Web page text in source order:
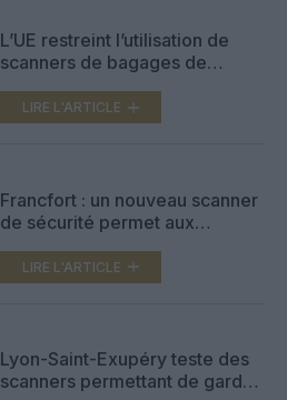
L’UE restreint l’utilisation de
scanners de bagages de
aéroports européens
LIRE L'ARTICLE
Francfort : un nouveau scanner
de sécurité permet aux
portique sans s’arrêter
LIRE L'ARTICLE
Lyon-Saint-Exupéry teste des
scanners permettant de garder